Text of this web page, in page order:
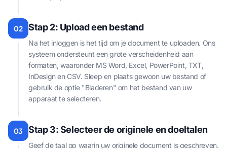
02 Stap 2: Upload een bestand
Na het inloggen is het tijd om je document te uploaden. Ons
systeem ondersteunt een grote verscheidenheid aan
formaten, waaronder MS Word, Excel, PowerPoint, TXT,
InDesign en CSV. Sleep en plaats gewoon uw bestand of
gebruik de optie "Bladeren" om het bestand van uw
apparaat te selecteren.
03 Stap 3: Selecteer de originele en doeltalen
Geef de taal op waarin uw originele document is geschreven.